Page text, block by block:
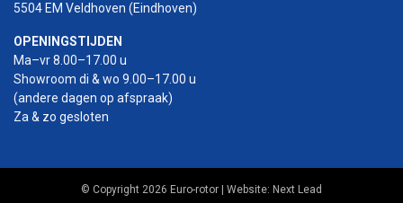
5504 EM Veldhoven (Eindhoven)
OPENINGSTIJDEN
Ma–vr 8.00–17.00 u
Showroom di & wo 9.00–17.00 u
(andere dagen op afspraak)
Za & zo gesloten
© Copyright 2026 Euro-rotor | Website: Next Lead